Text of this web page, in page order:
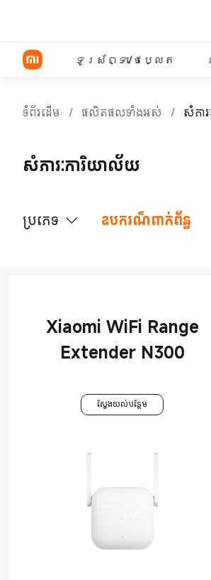
ទូរស័ព្ទ/ថេប្លេត
ម៉ូដែល REDMI
ទំព័រដើម / ផលិតផលទាំងអស់ / សំភា
សំភារៈការិយាល័យ
ប្រភេទ ឧបករណ៏ពាក់ព័ន្ធ
Xiaomi WiFi Range
Extender N300
ស្វែងយល់បន្ថែម